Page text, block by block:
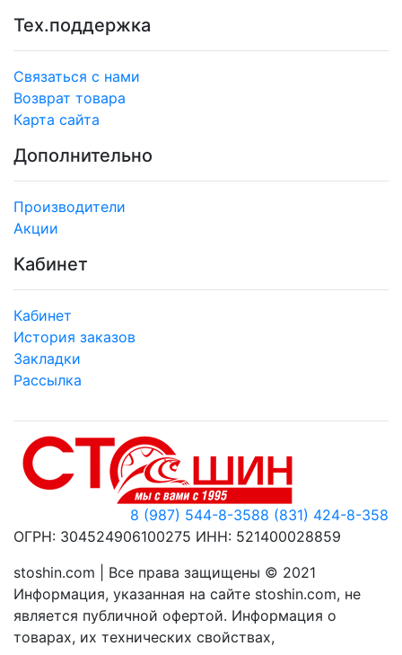
Тех.поддержка
Связаться с нами
Возврат товара
Карта сайта
Дополнительно
Производители
Акции
Кабинет
Кабинет
История заказов
Закладки
Рассылка
8 (831) 424-8-358
8 (987) 544-8-358
ОГРН: 304524906100275 ИНН: 521400028859
stoshin.com | Все права защищены © 2021
Информация, указанная на сайте stoshin.com, не
является публичной офертой. Информация о
товарах, их технических свойствах,